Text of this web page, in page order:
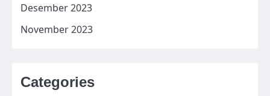
Desember 2023
November 2023
Categories